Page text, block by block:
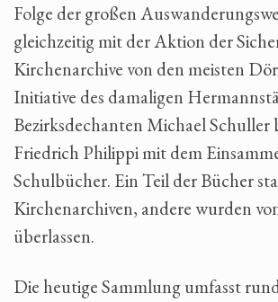
Folge der großen
gleichzeitig mit der Aktion der
Kirchenarchive von den meisten
Initiative des damaligen
Bezirksdechanten Michael Schuller
Friedrich Philippi mit dem
Schulbücher. Ein Teil der Bücher
Kirchenarchiven, andere wurden
überlassen.
Die heutige Sammlung umfasst